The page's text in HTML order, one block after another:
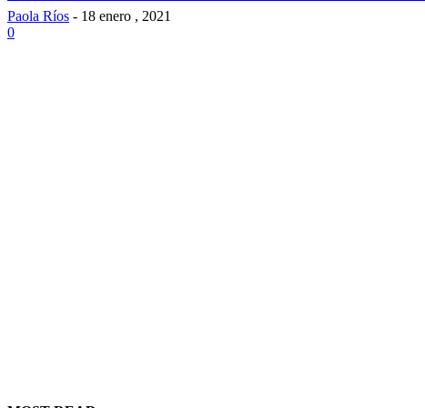
Paola Ríos - 18 enero , 2021
0